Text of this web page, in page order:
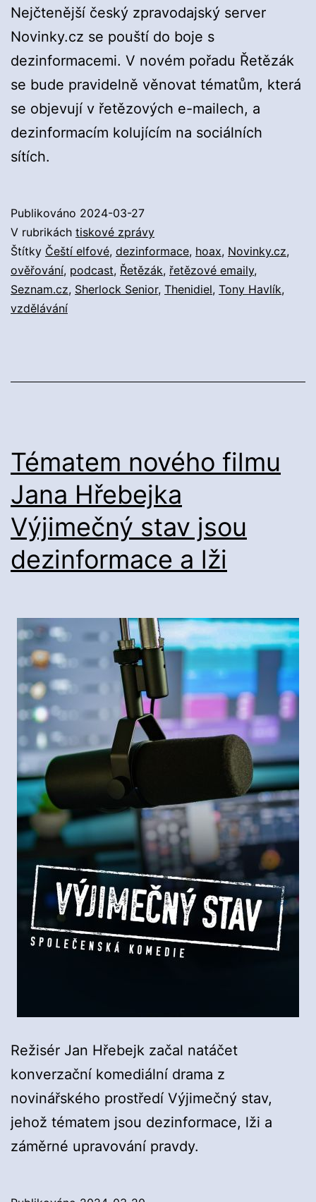
Nejčtenější český zpravodajský server
Novinky.cz se pouští do boje s
dezinformacemi. V novém pořadu Řetězák
se bude pravidelně věnovat tématům, která
se objevují v řetězových e-mailech, a
dezinformacím kolujícím na sociálních
sítích.
Publikováno 2024-03-27
V rubrikách tiskové zprávy
Štítky Čeští elfové, dezinformace, hoax, Novinky.cz,
ověřování, podcast, Řetězák, řetězové emaily,
Seznam.cz, Sherlock Senior, Thenidiel, Tony Havlík,
vzdělávání
Tématem nového filmu
Jana Hřebejka
Výjimečný stav jsou
dezinformace a lži
Režisér Jan Hřebejk začal natáčet
konverzační komediální drama z
novinářského prostředí Výjimečný stav,
jehož tématem jsou dezinformace, lži a
záměrné upravování pravdy.